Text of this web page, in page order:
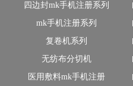
四边封mk手机注册系列
mk手机注册系列
复卷机系列
无纺布分切机
医用敷料mk手机注册